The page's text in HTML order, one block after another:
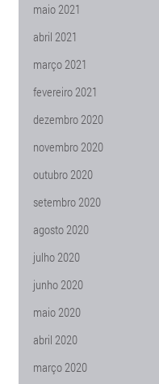
maio 2021
abril 2021
março 2021
fevereiro 2021
dezembro 2020
novembro 2020
outubro 2020
setembro 2020
agosto 2020
julho 2020
junho 2020
maio 2020
abril 2020
março 2020